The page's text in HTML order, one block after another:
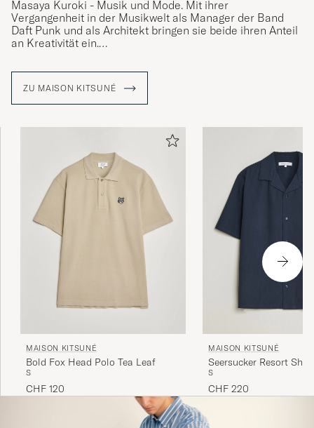
Masaya Kuroki - Musik und Mode. Mit ihrer
Vergangenheit in der Musikwelt als Manager der Band
Daft Punk und als Architekt bringen sie beide ihren Anteil
an Kreativität ein.
Die Marke zeichnet sich durch ihre Vielseitigkeit und ihr
modernes und innovatives Denken aus, das mit
zeitgemäßem Komfort und Einfachheit verbunden ist,
inspiriert von Großstädten wie Tokio und Paris. In allen
Ein Tier, das in Japan ein Symbol für Vielseitigkeit ist und
ZU MAISON KITSUNÉ
MAISON KITSUNÉ
Bold Fox Head Polo Tea Leaf
S
CHF 120
MAISON KITSUNÉ
Seersucker Resort
S
CHF 220